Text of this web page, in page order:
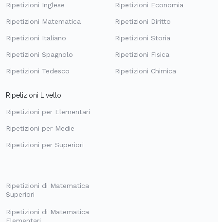
Ripetizioni Inglese
Ripetizioni Matematica
Ripetizioni Italiano
Ripetizioni Spagnolo
Ripetizioni Tedesco
Ripetizioni Economia
Ripetizioni Diritto
Ripetizioni Storia
Ripetizioni Fisica
Ripetizioni Chimica
Ripetizioni Livello
Ripetizioni per Elementari
Ripetizioni per Medie
Ripetizioni per Superiori
Ripetizioni di Matematica
Superiori
Ripetizioni di Matematica